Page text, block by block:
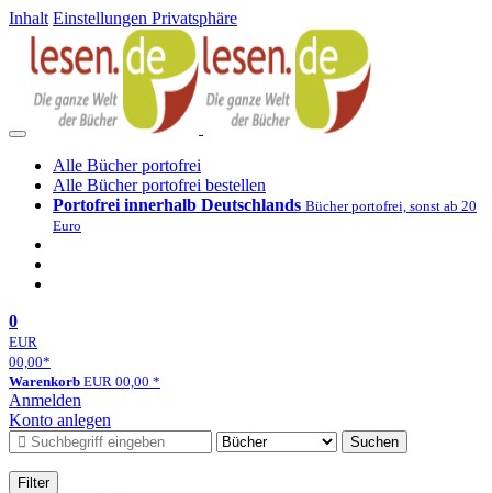
Inhalt Einstellungen Privatsphäre
Alle Bücher portofrei
Alle Bücher portofrei bestellen
Portofrei innerhalb Deutschlands Bücher portofrei, sonst ab 20
Euro
0
EUR
00,00*
Warenkorb EUR 00,00 *
Anmelden
Konto anlegen
Suchen
Filter